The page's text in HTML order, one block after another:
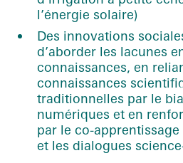
l’énergie solaire)
Des innovations
d’aborder les lacunes
connaissances, en
connaissances
traditionnelles par le
numériques et en
par le co-
et les dialogues